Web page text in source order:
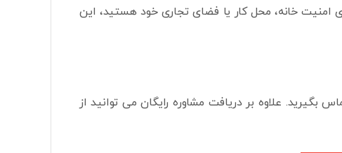
امنیت خانه، محل کار یا فضای تجاری خود هستید، این
بگیرید. علاوه بر دریافت مشاوره رایگان می توانید از